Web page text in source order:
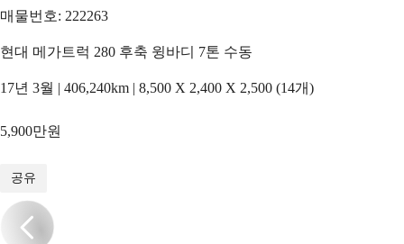
매물번호: 222263
현대 메가트럭 280 후축 윙바디 7톤 수동
17년 3월 | 406,240km | 8,500 X 2,400 X 2,500 (14개)
5,900만원
공유
/10